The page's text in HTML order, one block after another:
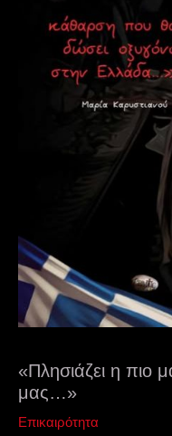
«Πλησιάζει η πιο
μας…»
Επικαιρότητα